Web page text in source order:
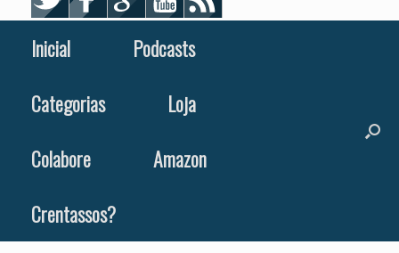
Inicial
Podcasts
Categorias
Loja
Colabore
Amazon
Crentassos?